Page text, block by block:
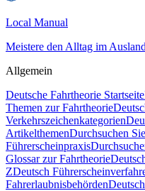
Local Manual
Meistere den Alltag im
Allgemein
Deutsche Fahrtheorie Startseite
Themen zur Fahrtheorie
Verkehrszeichenkategorien
ArtikelthemenDurchsuchen
Führerscheinpraxis
Glossar zur Fahrtheorie
ZDeutsch
Fahrerlaubnisbehörden